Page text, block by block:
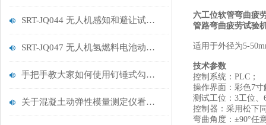
SRT-JQ044 无人机感知和避让试验机的简单介绍
SRT-JQ047 无人机氢燃料电池动力系统试验机用途有哪些 符合标准
手把手教大家如何使用钉锤式勾丝性测试机
关于混凝土动弹性模量测定仪看这一篇就够了
六工位软管弯曲疲
管路弯曲疲劳试验
适用于外径为5-
技术参数
控制系统：PLC；
操作界面：彩色7
测试工位：3工位
控制器：采用松下
弯曲角度：±90°任